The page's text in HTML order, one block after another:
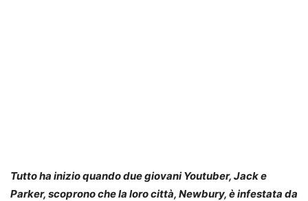
Tutto ha inizio quando due giovani Youtuber, Jack e
Parker, scoprono che la loro città, Newbury, è infestata da